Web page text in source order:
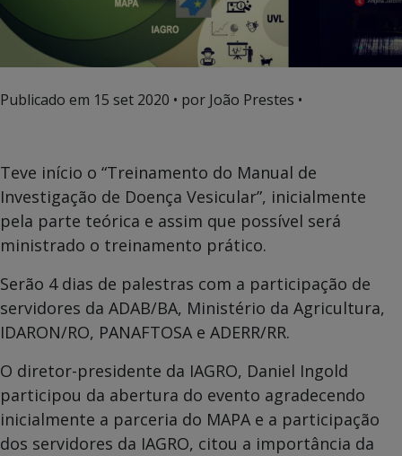
Publicado em 15 set 2020 • por João Prestes •
Teve início o “Treinamento do Manual de
Investigação de Doença Vesicular”, inicialmente
pela parte teórica e assim que possível será
ministrado o treinamento prático.
Serão 4 dias de palestras com a participação de
servidores da ADAB/BA, Ministério da Agricultura,
IDARON/RO, PANAFTOSA e ADERR/RR.
O diretor-presidente da IAGRO, Daniel Ingold
participou da abertura do evento agradecendo
inicialmente a parceria do MAPA e a participação
dos servidores da IAGRO, citou a importância da